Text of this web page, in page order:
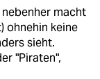
macht
ohnehin keine
sieht.
"Piraten",